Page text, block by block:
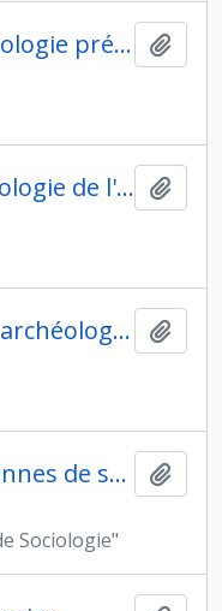
Françoise Audouze. Ethnologie préhistorique
François Djindjian. Archéologie de l'Asie centrale
Luc Bachelot. Histoire et archéologie de l'Orient cunéiforme
Revue "Archives européennes de sociologie"
Sociologie"